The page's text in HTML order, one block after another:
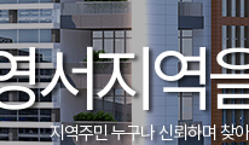
내시경센터
호스피스완화의료센터
공공어린이재활의료센터
심뇌혈관센터
서지역
지역주민 누구나 신뢰하며 찾